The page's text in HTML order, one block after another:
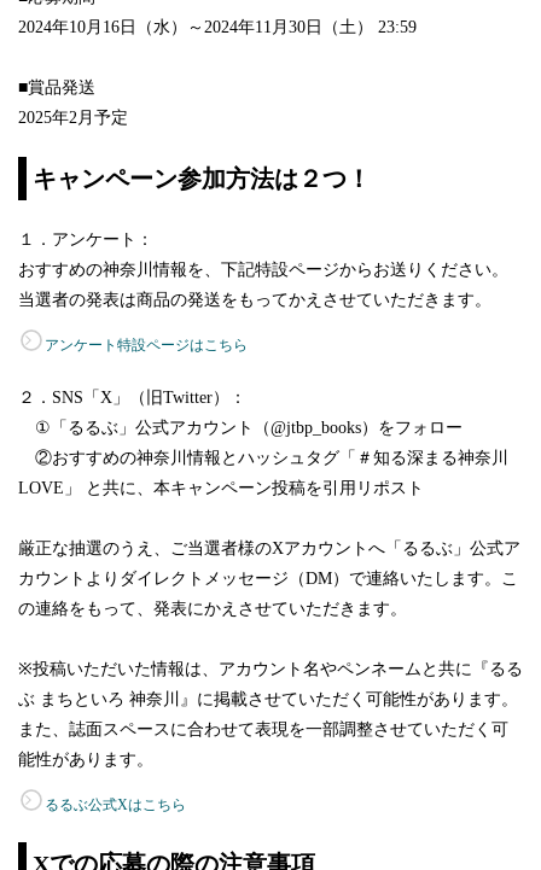
2024年10月16日（水）～2024年11月30日（土） 23:59
■賞品発送
2025年2月予定
キャンペーン参加方法は２つ！
１．アンケート：
おすすめの神奈川情報を、下記特設ページからお送りください。
当選者の発表は商品の発送をもってかえさせていただきます。
アンケート特設ページはこちら
２．SNS「X」（旧Twitter）：
①「るるぶ」公式アカウント（@jtbp_books）をフォロー
②おすすめの神奈川情報とハッシュタグ「＃知る深まる神奈川
LOVE」 と共に、本キャンペーン投稿を引用リポスト
厳正な抽選のうえ、ご当選者様のXアカウントへ「るるぶ」公式ア
カウントよりダイレクトメッセージ（DM）で連絡いたします。こ
の連絡をもって、発表にかえさせていただきます。
※投稿いただいた情報は、アカウント名やペンネームと共に『るる
ぶ まちといろ 神奈川』に掲載させていただく可能性があります。
また、誌面スペースに合わせて表現を一部調整させていただく可
能性があります。
るるぶ公式Xはこちら
Xでの応募の際の注意事項